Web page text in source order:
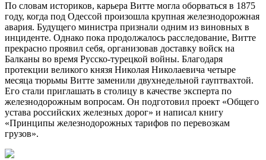
По словам историков, карьера Витте могла оборваться в 1875
году, когда под Одессой произошла крупная железнодорожная
авария. Будущего министра признали одним из виновных в
инциденте. Однако пока продолжалось расследование, Витте
прекрасно проявил себя, организовав доставку войск на
Балканы во время Русско-турецкой войны. Благодаря
протекции великого князя Николая Николаевича четыре
месяца тюрьмы Витте заменили двухнедельной гауптвахтой.
Его стали приглашать в столицу в качестве эксперта по
железнодорожным вопросам. Он подготовил проект «Общего
устава российских железных дорог» и написал книгу
«Принципы железнодорожных тарифов по перевозкам
грузов».